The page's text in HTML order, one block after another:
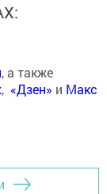
, а также
, «Дзен» и Макс